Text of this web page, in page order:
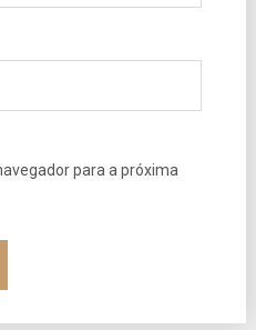
para a próxima